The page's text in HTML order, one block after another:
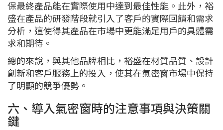
保最終產品能在實際使用中達到最佳性能。此外，裕
盛在產品的研發階段就引入了客戶的實際回饋和需求
分析，這使得其產品在市場中更能滿足用戶的具體需
求和期待。
總的來說，與其他品牌相比，裕盛在材質品質、設計
創新和客戶服務上的投入，使其在氣密窗市場中保持
了明顯的競爭優勢。
六、導入氣密窗時的注意事項與決策關
鍵